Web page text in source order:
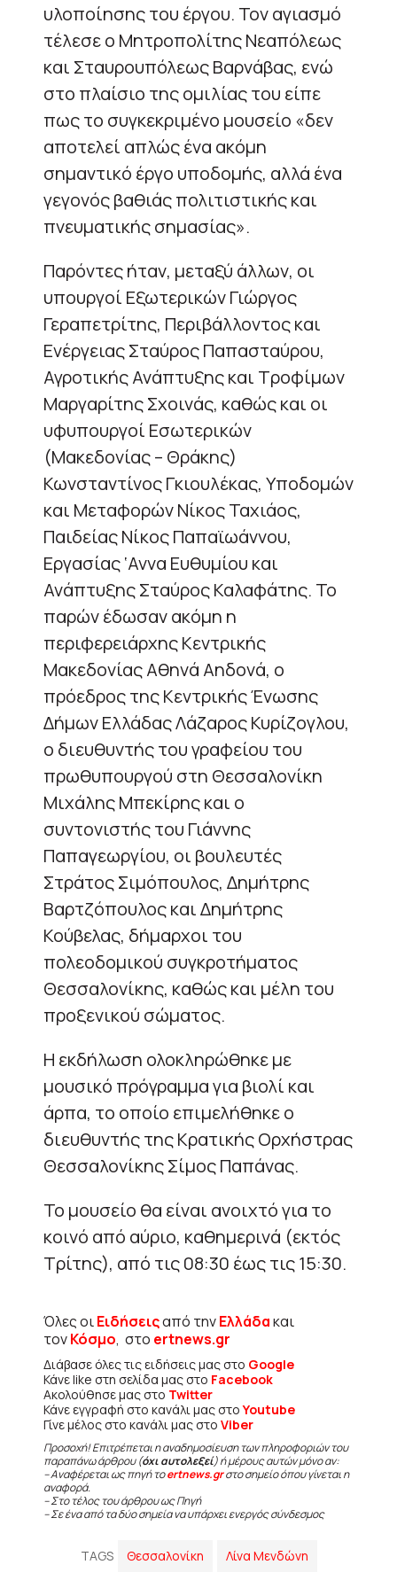
υλοποίησης του έργου. Τον αγιασμό
τέλεσε ο Μητροπολίτης Νεαπόλεως
και Σταυρουπόλεως Βαρνάβας, ενώ
στο πλαίσιο της ομιλίας του είπε
πως το συγκεκριμένο μουσείο «δεν
αποτελεί απλώς ένα ακόμη
σημαντικό έργο υποδομής, αλλά ένα
γεγονός βαθιάς πολιτιστικής και
πνευματικής σημασίας».
Παρόντες ήταν, μεταξύ άλλων, οι
υπουργοί Εξωτερικών Γιώργος
Γεραπετρίτης, Περιβάλλοντος και
Ενέργειας Σταύρος Παπασταύρου,
Αγροτικής Ανάπτυξης και Τροφίμων
Μαργαρίτης Σχοινάς, καθώς και οι
υφυπουργοί Εσωτερικών
(Μακεδονίας – Θράκης)
Κωνσταντίνος Γκιουλέκας, Υποδομών
και Μεταφορών Νίκος Ταχιάος,
Παιδείας Νίκος Παπαϊωάννου,
Εργασίας ‘Αννα Ευθυμίου και
Ανάπτυξης Σταύρος Καλαφάτης. Το
παρών έδωσαν ακόμη η
περιφερειάρχης Κεντρικής
Μακεδονίας Αθηνά Αηδονά, ο
πρόεδρος της Κεντρικής Ένωσης
Δήμων Ελλάδας Λάζαρος Κυρίζογλου,
ο διευθυντής του γραφείου του
πρωθυπουργού στη Θεσσαλονίκη
Μιχάλης Μπεκίρης και ο
συντονιστής του Γιάννης
Παπαγεωργίου, οι βουλευτές
Στράτος Σιμόπουλος, Δημήτρης
Βαρτζόπουλος και Δημήτρης
Κούβελας, δήμαρχοι του
πολεοδομικού συγκροτήματος
Θεσσαλονίκης, καθώς και μέλη του
προξενικού σώματος.
Η εκδήλωση ολοκληρώθηκε με
μουσικό πρόγραμμα για βιολί και
άρπα, το οποίο επιμελήθηκε ο
διευθυντής της Κρατικής Ορχήστρας
Θεσσαλονίκης Σίμος Παπάνας.
Το μουσείο θα είναι ανοιχτό για το
κοινό από αύριο, καθημερινά (εκτός
Τρίτης), από τις 08:30 έως τις 15:30.
Όλες οιΕιδήσειςαπό τηνΕλλάδακαι
τονΚόσμο, στο ertnews.gr
Διάβασε όλες τις ειδήσεις μας στο Google
Κάνε like στη σελίδα μας στο Facebook
Ακολούθησε μας στο Twitter
Κάνε εγγραφή στο κανάλι μας στοYoutube
Γίνε μέλος στο κανάλι μας στο Viber
Προσοχή! Επιτρέπεται η αναδημοσίευση των πληροφοριών του
παραπάνω άρθρου (όχι αυτολεξεί) ή μέρους αυτών μόνο αν:
– Αναφέρεται ως πηγή τοertnews.grστο σημείο όπου γίνεται η
αναφορά.
– Στο τέλος του άρθρου ως Πηγή
– Σε ένα από τα δύο σημεία να υπάρχει ενεργός σύνδεσμος
TAGS Θεσσαλονίκη Λίνα Μενδώνη